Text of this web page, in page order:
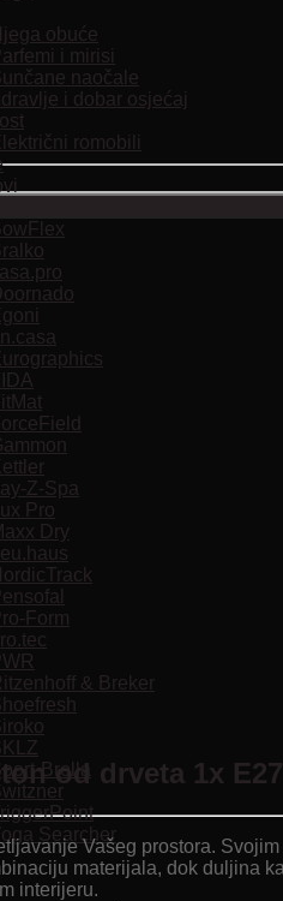
obuće
i mirisi
naočale
i dobar osjećaj
romobili
Lay-Z-Spa
Lux Pro
Dry
Form
& Breker
Brella
Searcher
od drveta 1x E27
Vašeg prostora.
materijala, dok duljina
interijeru.